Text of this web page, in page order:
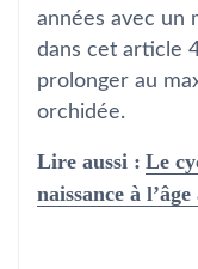
années avec un
dans cet article
prolonger au
orchidée.
Lire aussi : Le
naissance à